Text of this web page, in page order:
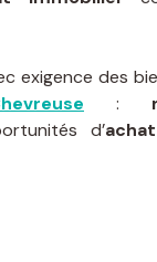
exigence des
:
d’